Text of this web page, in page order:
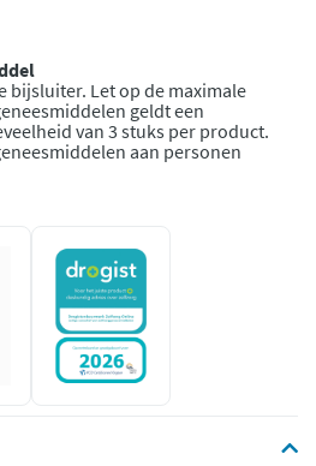
bijsluiter. Let op de maximale
geldt een
van 3 stuks per product.
aan personen